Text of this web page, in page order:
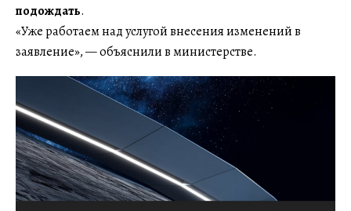
подождать.
«Уже работаем над услугой внесения изменений в
заявление», — объяснили в министерстве.